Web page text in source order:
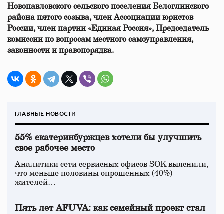
Новопавловского сельского поселения Белоглинского
района пятого созыва, член Ассоциации юристов
России, член партии «Единая Россия», Председатель
комиссии по вопросам местного самоуправления,
законности и правопорядка.
ГЛАВНЫЕ НОВОСТИ
55% екатеринбуржцев хотели бы улучшить
свое рабочее место
Аналитики сети сервисных офисов SOK выяснили,
что меньше половины опрошенных (40%)
жителей…
Пять лет AFUVA: как семейный проект стал